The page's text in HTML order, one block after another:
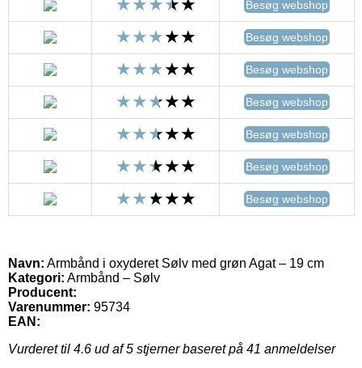
Besøg webshop
Besøg webshop
Besøg webshop
Besøg webshop
Besøg webshop
Besøg webshop
Besøg webshop
Navn: Armbånd i oxyderet Sølv med grøn Agat – 19 cm
Kategori: Armbånd – Sølv
Producent:
Varenummer: 95734
EAN:
Vurderet til 4.6 ud af 5 stjerner baseret på 41 anmeldelser